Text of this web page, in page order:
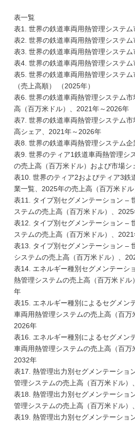
表一覧
表1. 世界の鉄道車両用熱管理システム
表2. 世界の鉄道車両用熱管理システム
表3. 世界の鉄道車両用熱管理システム
表4. 世界の鉄道車両用熱管理システ
表5. 世界の鉄道車両用熱管理システ
（売上高順） （2025年）
表6. 世界の鉄道車両熱管理システム
高（百万米ドル）、2021年～2026年
表7. 世界の鉄道車両熱管理システム
高シェア、2021年～2026年
表8. 世界の鉄道車両熱管理システム
表9. 世界のティア1鉄道車両熱管理シ
の売上高（百万米ドル）および市場シ
表10. 世界のティア2およびティア3鉄
業一覧、2025年の売上高（百万米ド
表11. タイプ別セグメンテーション –
ステムの売上高（百万米ドル）、
表12. タイプ別セグメンテーション –
ステムの売上高（百万米ドル）、
表13. タイプ別セグメンテーション –
システムの売上高（百万米ドル）、
表14. エネルギー種別セグメンテーシ
熱管理システムの売上高（百万米ド
年
表15. エネルギー種別によるセグメン
車両用熱管理システムの売上高（百万
2026年
表16. エネルギー種別によるセグメン
車両用熱管理システムの売上高（百万
2032年
表17. 熱管理出力別セグメンテーショ
管理システムの売上高（百万米ドル
表18. 熱管理出力別セグメンテーショ
管理システムの売上高（百万米ドル
表19. 熱管理出力別セグメンテーショ